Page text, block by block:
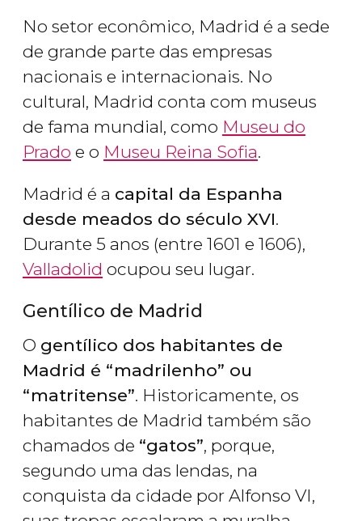
No setor econômico, Madrid é a sede
de grande parte das empresas
nacionais e internacionais. No
cultural, Madrid conta com museus
de fama mundial, como Museu do
Prado e o Museu Reina Sofia.
Madrid é a capital da Espanha
desde meados do século XVI.
Durante 5 anos (entre 1601 e 1606),
Valladolid ocupou seu lugar.
Gentílico de Madrid
O gentílico dos habitantes de
Madrid é “madrilenho” ou
“matritense”. Historicamente, os
habitantes de Madrid também são
chamados de “gatos”, porque,
segundo uma das lendas, na
conquista da cidade por Alfonso VI,